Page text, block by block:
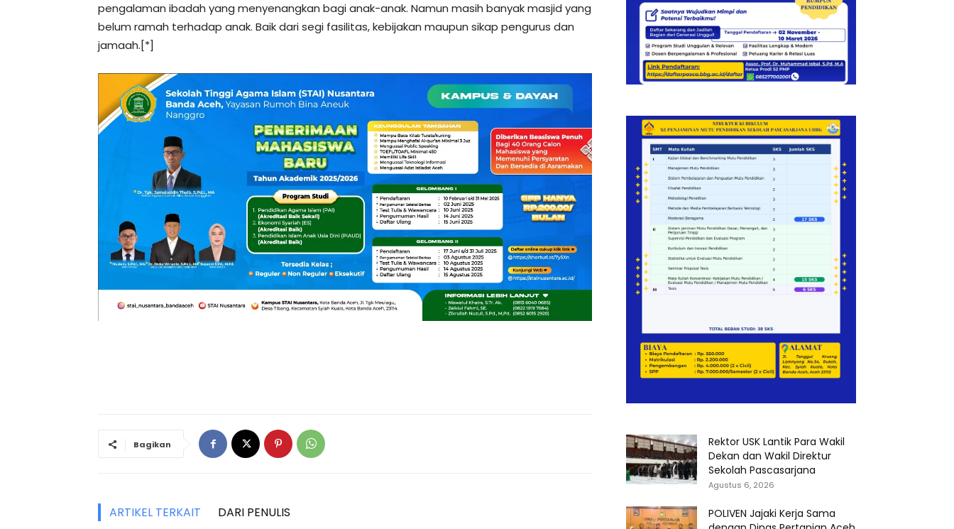
pengalaman ibadah yang menyenangkan bagi anak-anak. Namun masih banyak masjid yang
belum ramah terhadap anak. Baik dari segi fasilitas, kebijakan maupun sikap pengurus dan
jamaah.[*]
Bagikan
ARTIKEL TERKAIT DARI PENULIS
Rektor USK Lantik Para Wakil
Dekan dan Wakil Direktur
Sekolah Pascasarjana
Agustus 6, 2026
POLIVEN Jajaki Kerja Sama